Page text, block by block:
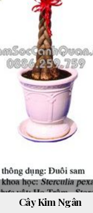
Cây Kim Ngân